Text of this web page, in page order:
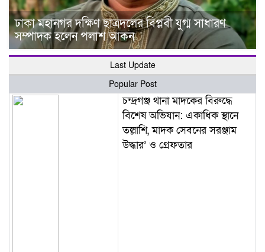
ঢাকা মহানগর দক্ষিণ ছাত্রদলের বিপ্লবী যুগ্ম সাধারণ
সম্পাদক হলেন পলাশ আকন
Last Update
Popular Post
চন্দ্রগঞ্জ থানা মাদকের বিরুদ্ধে
বিশেষ অভিযান: একাধিক স্থানে
তল্লাশি, মাদক সেবনের সরঞ্জাম
উদ্ধার’ ও গ্রেফতার